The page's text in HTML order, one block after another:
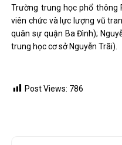
Trường trung học phổ thông
viên chức và lực lượng vũ
quân sự quận Ba Đình);
trung học cơ sở Nguyễn Trãi).
Post Views: 786